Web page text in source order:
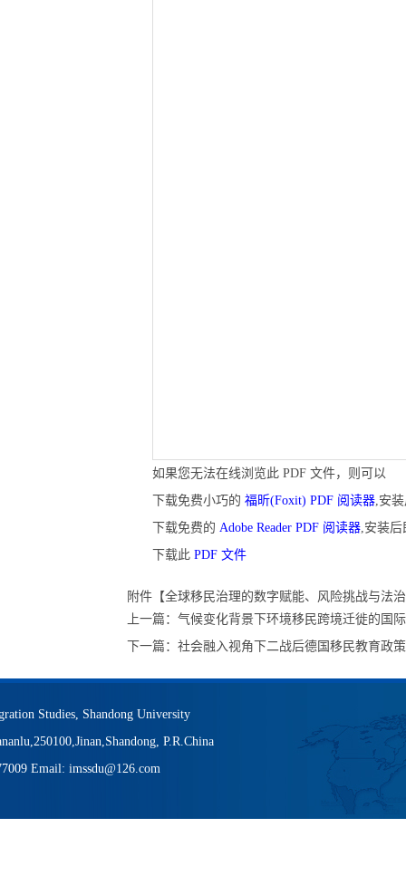
如果您无法在线浏览此 PDF 文件，则可以
下载免费小巧的 福昕(Foxit) PDF 阅读器,安
下载免费的 Adobe Reader PDF 阅读器,安装
下载此 PDF 文件
附件【全球移民治理的数字赋能、风险挑战与法
上一篇： 气候变化背景下环境移民跨境迁徙的国
下一篇： 社会融入视角下二战后德国移民教育政
Studies, Shandong University
P.R.China
Email: imssdu@126.com